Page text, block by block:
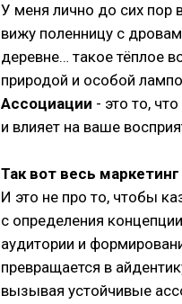
У меня лично до сих пор
вижу поленницу с
деревне… такое тёплое
природой и особой
Ассоциации - это то,
и влияет на ваше
Так вот весь
И это не про то, чтобы
с определения
аудитории и
превращается в
вызывая устойчивые